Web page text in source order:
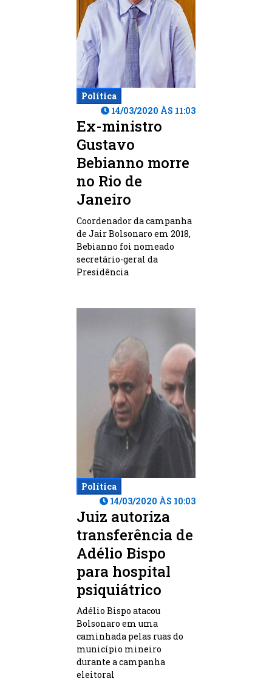
Política
14/03/2020 ÀS 11:03
Ex-ministro
Gustavo
Bebianno morre
no Rio de
Janeiro
Coordenador da campanha
de Jair Bolsonaro em 2018,
Bebianno foi nomeado
secretário-geral da
Presidência
Política
14/03/2020 ÀS 10:03
Juiz autoriza
transferência de
Adélio Bispo
para hospital
psiquiátrico
Adélio Bispo atacou
Bolsonaro em uma
caminhada pelas ruas do
município mineiro
durante a campanha
eleitoral